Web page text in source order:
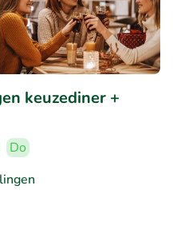
keuzediner +
Do